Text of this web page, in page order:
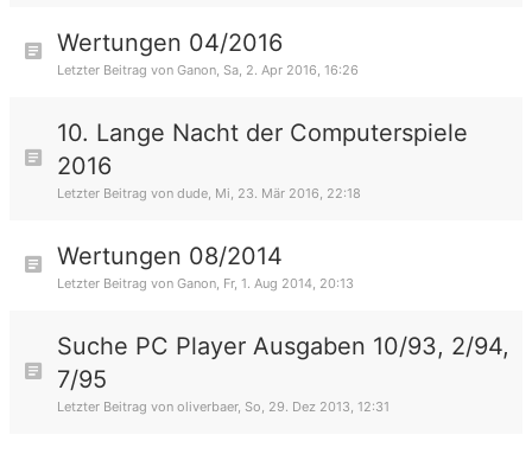
Wertungen 04/2016
Letzter Beitrag von Ganon, Sa, 2. Apr 2016, 16:26
10. Lange Nacht der Computerspiele
2016
Letzter Beitrag von dude, Mi, 23. Mär 2016, 22:18
Wertungen 08/2014
Letzter Beitrag von Ganon, Fr, 1. Aug 2014, 20:13
Suche PC Player Ausgaben 10/93, 2/94,
7/95
Letzter Beitrag von oliverbaer, So, 29. Dez 2013, 12:31